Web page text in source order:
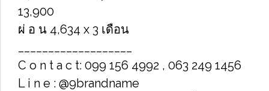
13,900
ผ่ อ น 4,634 x 3 เดือน
C o n t a c t: 099 156 4992 , 063 249 1456
L i n e : @9brandname